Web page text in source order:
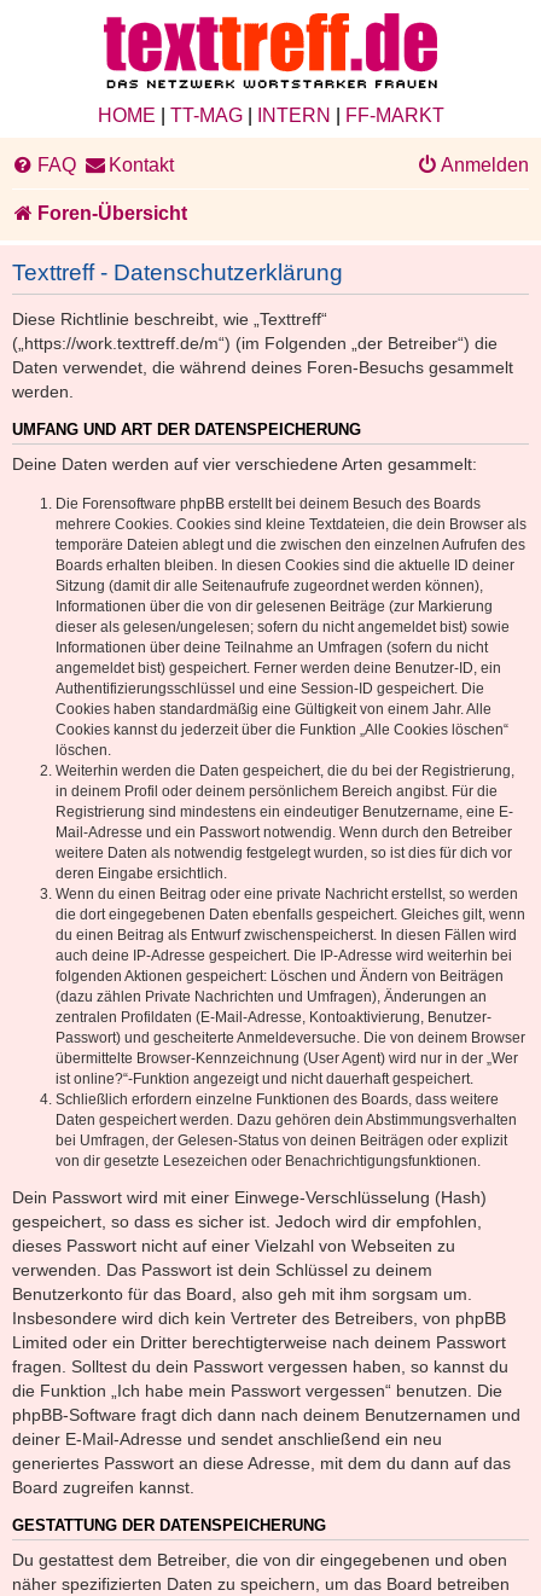
HOME TT-MAG| INTERN FF-MARKT
FAQ Kontakt Anmelden
Foren-Übersicht
Texttreff - Datenschutzerklärung
Diese Richtlinie beschreibt, wie „Texttreff“
(„https://work.texttreff.de/m“) (im Folgenden „der Betreiber“) die
Daten verwendet, die während deines Foren-Besuchs gesammelt
werden.
UMFANG UND ART DER DATENSPEICHERUNG
Deine Daten werden auf vier verschiedene Arten gesammelt:
Die Forensoftware phpBB erstellt bei deinem Besuch des Boards
mehrere Cookies. Cookies sind kleine Textdateien, die dein Browser als
temporäre Dateien ablegt und die zwischen den einzelnen Aufrufen des
Boards erhalten bleiben. In diesen Cookies sind die aktuelle ID deiner
Sitzung (damit dir alle Seitenaufrufe zugeordnet werden können),
Informationen über die von dir gelesenen Beiträge (zur Markierung
dieser als gelesen/ungelesen; sofern du nicht angemeldet bist) sowie
Informationen über deine Teilnahme an Umfragen (sofern du nicht
angemeldet bist) gespeichert. Ferner werden deine Benutzer-ID, ein
Authentifizierungsschlüssel und eine Session-ID gespeichert. Die
Cookies haben standardmäßig eine Gültigkeit von einem Jahr. Alle
Cookies kannst du jederzeit über die Funktion „Alle Cookies löschen“
löschen.
Weiterhin werden die Daten gespeichert, die du bei der Registrierung,
in deinem Profil oder deinem persönlichem Bereich angibst. Für die
Registrierung sind mindestens ein eindeutiger Benutzername, eine E-
Mail-Adresse und ein Passwort notwendig. Wenn durch den Betreiber
weitere Daten als notwendig festgelegt wurden, so ist dies für dich vor
deren Eingabe ersichtlich.
Wenn du einen Beitrag oder eine private Nachricht erstellst, so werden
die dort eingegebenen Daten ebenfalls gespeichert. Gleiches gilt, wenn
du einen Beitrag als Entwurf zwischenspeicherst. In diesen Fällen wird
auch deine IP-Adresse gespeichert. Die IP-Adresse wird weiterhin bei
folgenden Aktionen gespeichert: Löschen und Ändern von Beiträgen
(dazu zählen Private Nachrichten und Umfragen), Änderungen an
zentralen Profildaten (E-Mail-Adresse, Kontoaktivierung, Benutzer-
Passwort) und gescheiterte Anmeldeversuche. Die von deinem Browser
übermittelte Browser-Kennzeichnung (User Agent) wird nur in der „Wer
ist online?“-Funktion angezeigt und nicht dauerhaft gespeichert.
Schließlich erfordern einzelne Funktionen des Boards, dass weitere
Daten gespeichert werden. Dazu gehören dein Abstimmungsverhalten
bei Umfragen, der Gelesen-Status von deinen Beiträgen oder explizit
von dir gesetzte Lesezeichen oder Benachrichtigungsfunktionen.
Dein Passwort wird mit einer Einwege-Verschlüsselung (Hash)
gespeichert, so dass es sicher ist. Jedoch wird dir empfohlen,
dieses Passwort nicht auf einer Vielzahl von Webseiten zu
verwenden. Das Passwort ist dein Schlüssel zu deinem
Benutzerkonto für das Board, also geh mit ihm sorgsam um.
Insbesondere wird dich kein Vertreter des Betreibers, von phpBB
Limited oder ein Dritter berechtigterweise nach deinem Passwort
fragen. Solltest du dein Passwort vergessen haben, so kannst du
die Funktion „Ich habe mein Passwort vergessen“ benutzen. Die
phpBB-Software fragt dich dann nach deinem Benutzernamen und
deiner E-Mail-Adresse und sendet anschließend ein neu
generiertes Passwort an diese Adresse, mit dem du dann auf das
Board zugreifen kannst.
GESTATTUNG DER DATENSPEICHERUNG
Du gestattest dem Betreiber, die von dir eingegebenen und oben
näher spezifizierten Daten zu speichern, um das Board betreiben